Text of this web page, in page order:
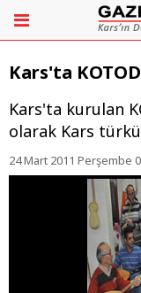
Kars'ta
Kars'ta kurulan
olarak Kars
24 Mart 2011 Perşembe